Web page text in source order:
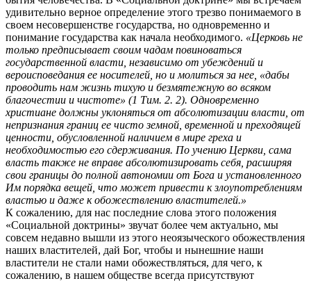
удивительно верное определение этого трезво понимаемого в
своем несовершенстве государства, но одновременно и
понимание государства как начала необходимого. «Церковь не
только предписывает своим чадам повиноваться
государственной власти, независимо от убеждений и
вероисповедания ее носителей, но и молиться за нее, «дабы
проводить нам жизнь тихую и безмятежную во всяком
благочестии и чистоте» (1 Тим. 2. 2). Одновременно
христиане должны уклоняться от абсолютизации власти, от
непризнания границ ее чисто земной, временной и преходящей
ценности, обусловленной наличием в мире греха и
необходимостью его сдерживания. По учению Церкви, сама
власть также не вправе абсолютизировать себя, расширяя
свои границы до полной автономии от Бога и установленного
Им порядка вещей, что может привести к злоупотреблениям
властью и даже к обожествлению властителей.»
К сожалению, для нас последние слова этого положения
«Социальной доктрины» звучат более чем актуально, мы
совсем недавно вышли из этого неоязыческого обожествления
наших властителей, дай Бог, чтобы и нынешние наши
властители не стали нами обожествляться, для чего, к
сожалению, в нашем обществе всегда присутствуют